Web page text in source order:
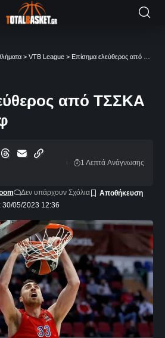
> VTB League > Επίσημα ελεύθερος από ΤΣΣΚΑ ο Μιλουτίνοφ
από ΤΣΣΚΑ
30/05/2023 12:36
Δεν υπάρχουν Σχόλια
1 Λεπτά Aνάγνωσης